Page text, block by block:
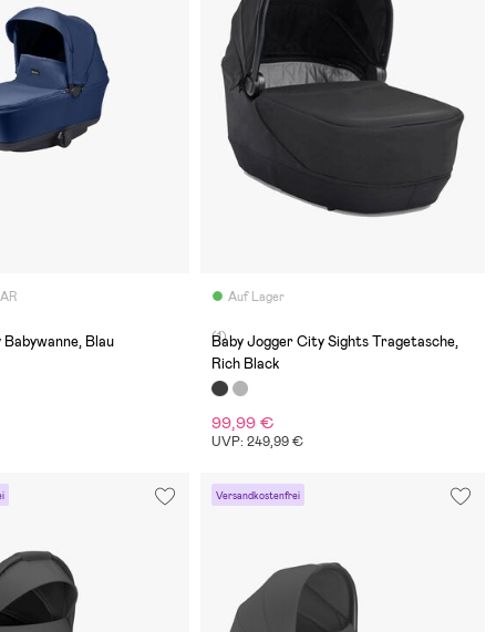
Blau
Auf Lager
(1)
Baby Jogger City Sights Tragetasche,
Rich Black
99,99 €
UVP: 249,99 €
Versandkostenfrei